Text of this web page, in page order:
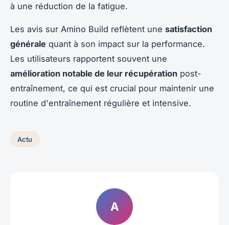
à une réduction de la fatigue.
Les avis sur Amino Build reflètent une satisfaction
générale quant à son impact sur la performance.
Les utilisateurs rapportent souvent une
amélioration notable de leur récupération post-
entraînement, ce qui est crucial pour maintenir une
routine d'entraînement régulière et intensive.
Actu
A